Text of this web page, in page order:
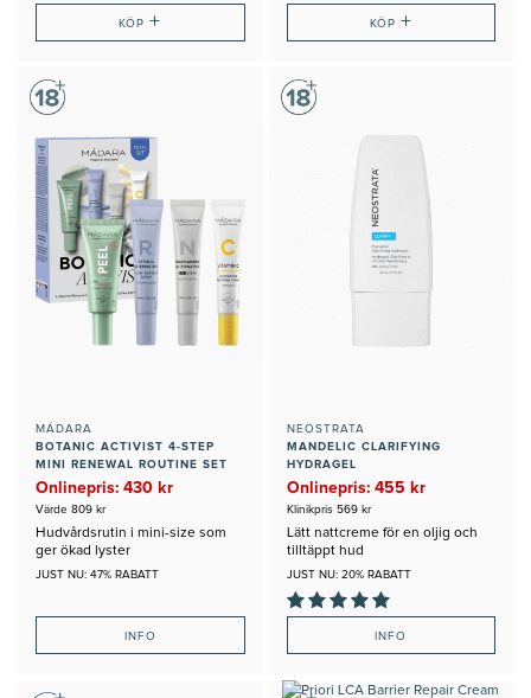
KÖP+ KÖP +
MÁDARA
BOTANIC ACTIVIST 4-STEP
MINI RENEWAL ROUTINE SET
Onlinepris: 430 kr
Värde 809 kr
Hudvårdsrutin i mini-size som
ger ökad lyster
JUST NU: 47% RABATT
INFO
NEOSTRATA
MANDELIC CLARIFYING
HYDRAGEL
Onlinepris: 455 kr
Klinikpris 569 kr
Lätt nattcreme för en oljig och
tilltäppt hud
JUST NU: 20% RABATT
INFO